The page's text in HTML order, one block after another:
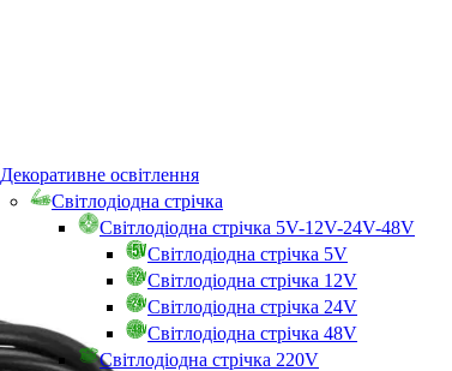
Декоративне освітлення
Світлодіодна стрічка
Світлодіодна стрічка 5V-12V-24V-48V
Світлодіодна стрічка 5V
Світлодіодна стрічка 12V
Світлодіодна стрічка 24V
Світлодіодна стрічка 48V
Світлодіодна стрічка 220V